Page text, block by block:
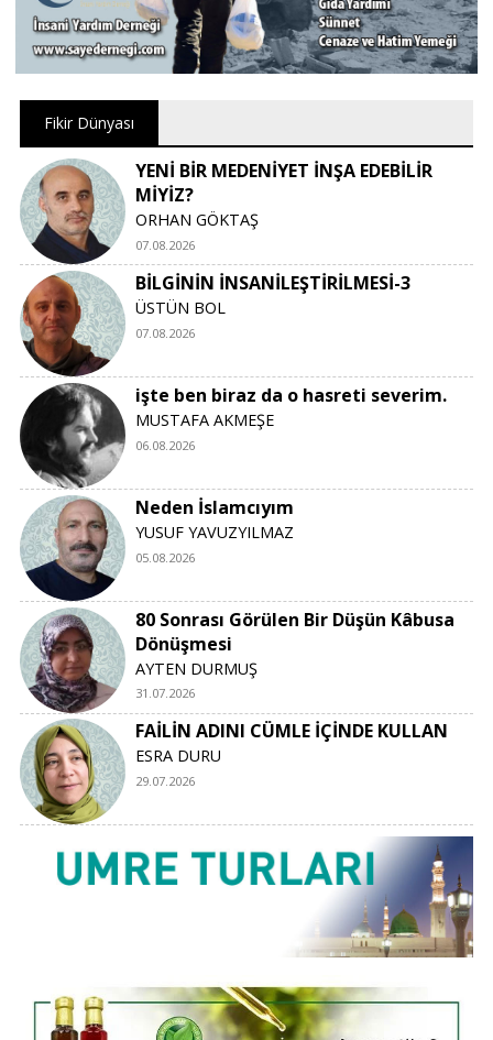
Fikir Dünyası
YENİ BİR MEDENİYET İNŞA EDEBİLİR
MİYİZ?
ORHAN GÖKTAŞ
07.08.2026
BİLGİNİN İNSANİLEŞTİRİLMESİ-3
ÜSTÜN BOL
07.08.2026
işte ben biraz da o hasreti severim.
MUSTAFA AKMEŞE
06.08.2026
Neden İslamcıyım
YUSUF YAVUZYILMAZ
05.08.2026
80 Sonrası Görülen Bir Düşün Kâbusa
Dönüşmesi
AYTEN DURMUŞ
31.07.2026
FAİLİN ADINI CÜMLE İÇİNDE KULLAN
ESRA DURU
29.07.2026